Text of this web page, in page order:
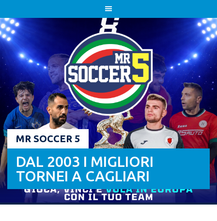
to
content
MR SOCCER 5
DAL 2003 I MIGLIORI
TORNEI A CAGLIARI